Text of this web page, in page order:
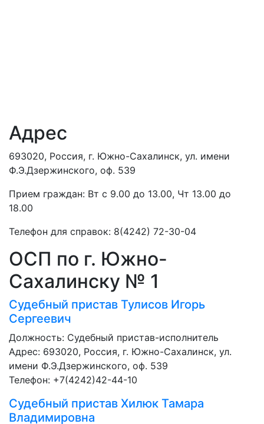
Адрес
693020, Россия, г. Южно-Сахалинск, ул. имени
Ф.Э.Дзержинского, оф. 539
Прием граждан: Вт с 9.00 до 13.00, Чт 13.00 до
18.00
Телефон для справок: 8(4242) 72-30-04
ОСП по г. Южно-
Сахалинску № 1
Судебный пристав Тулисов Игорь
Сергеевич
Должность: Судебный пристав-исполнитель
Адрес: 693020, Россия, г. Южно-Сахалинск, ул.
имени Ф.Э.Дзержинского, оф. 539
Телефон: +7(4242)42-44-10
Судебный пристав Хилюк Тамара
Владимировна